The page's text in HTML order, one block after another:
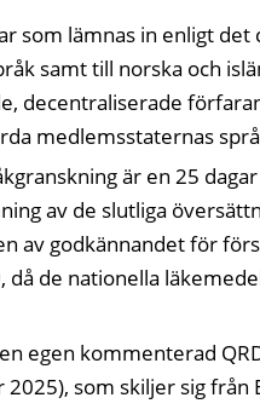
som lämnas in enligt
samt till norska och
decentraliserade
medlemsstaternas
är en 25
av de slutliga
av godkännandet för
då de nationella
egen kommenterad
som skiljer sig från